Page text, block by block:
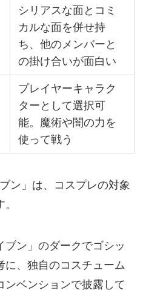
シリアスな面とコミ
カルな面を併せ持
ち、他のメンバーと
の掛け合いが面白い
プレイヤーキャラク
ターとして選択可
能。魔術や闇の力を
使って戦う
ン」は、コスプレの対象
ブン」のダークでゴシッ
に、独自のコスチューム
ンベンションで披露して